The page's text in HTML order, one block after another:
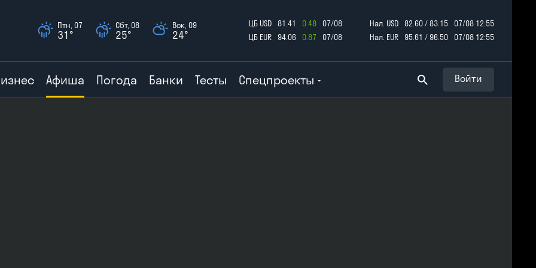
Птн, 07
31°
Сбт, 08
25°
Вск, 09
24°
ЦБ USD 81.41 0.48
07/08
ЦБ EUR
94.06 0.87 07/08
Нал. USD 82.60 / 83.15
07/08 12:55
Нал. EUR
95.61 / 96.50 07/08 12:55
Афиша Погода Банки Тесты Спецпроекты Войти